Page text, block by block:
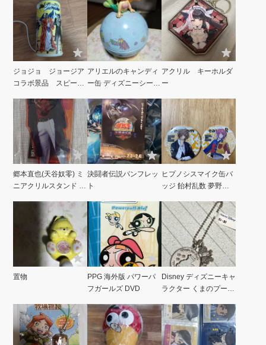
ジョジョ ジョージア
コラボ景品 スピーカ
アリエルのキャンディ
ー缶 ディズニーシー
アクリル キーホルダ
ー
郷本直也(天谷奴零) ミ
ニアクリルスタンド ヒ
決闘者伝説パンフレッ
ト
ヒプノシスマイク缶バ
ッジ 飴村乱数 夢野幻
置物
PPG 海外版 パワーパ
フガールズ DVD
Disney ディズニーキャ
ラクター くまのプーさ